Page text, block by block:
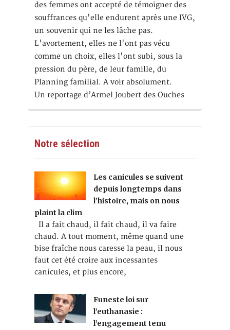
des femmes ont accepté de témoigner des
souffrances qu'elle endurent après une IVG,
un souvenir qui ne les lâche pas.
L'avortement, elles ne l'ont pas vécu
comme un choix, elles l'ont subi, sous la
pression du père, de leur famille, du
Planning familial. A voir absolument.
Un reportage d’Armel Joubert des Ouches
Notre sélection
Les canicules se suivent
depuis longtemps dans
l’histoire, mais on nous
plaint la clim
Il a fait chaud, il fait chaud, il va faire
chaud. A tout moment, même quand une
bise fraîche nous caresse la peau, il nous
faut cet été croire aux incessantes
canicules, et plus encore,
Funeste loi sur
l’euthanasie :
l’engagement tenu